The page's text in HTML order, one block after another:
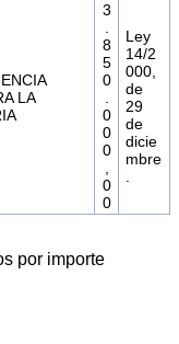
LA
3
.
8
5
0
.
0
0
0
,
0
0
Ley
14/2
000,
de
29
de
dicie
mbre
.
por importe